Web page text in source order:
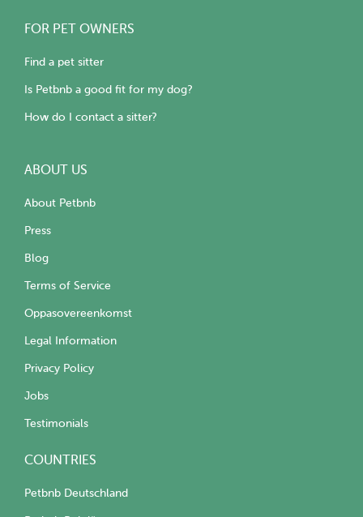
FOR PET OWNERS
Find a pet sitter
Is Petbnb a good fit for my dog?
How do I contact a sitter?
ABOUT US
About Petbnb
Press
Blog
Terms of Service
Oppasovereenkomst
Legal Information
Privacy Policy
Jobs
Testimonials
COUNTRIES
Petbnb Deutschland